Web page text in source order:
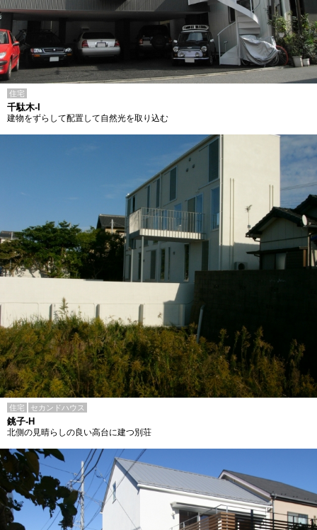
住宅
千駄木-I
建物をずらして配置して自然光を取り込む
住宅 セカンドハウス
銚子-H
北側の見晴らしの良い高台に建つ別荘